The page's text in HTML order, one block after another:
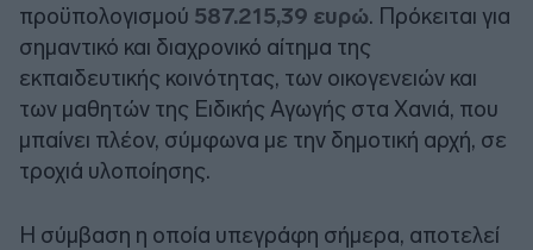
προϋπολογισμού 587.215,39 ευρώ. Πρόκειται για
σημαντικό και διαχρονικό αίτημα της
εκπαιδευτικής κοινότητας, των οικογενειών και
των μαθητών της Ειδικής Αγωγής στα Χανιά, που
μπαίνει πλέον, σύμφωνα με την δημοτική αρχή, σε
τροχιά υλοποίησης.
Η σύμβαση η οποία υπεγράφη σήμερα, αποτελεί